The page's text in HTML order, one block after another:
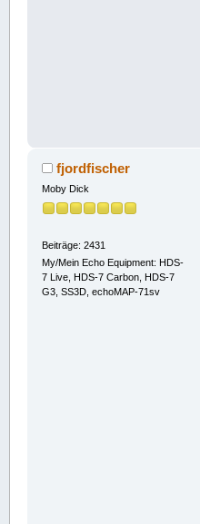
fjordfischer
Moby Dick
Beiträge: 2431
My/Mein Echo Equipment: HDS-
7 Live, HDS-7 Carbon, HDS-7
G3, SS3D, echoMAP-71sv